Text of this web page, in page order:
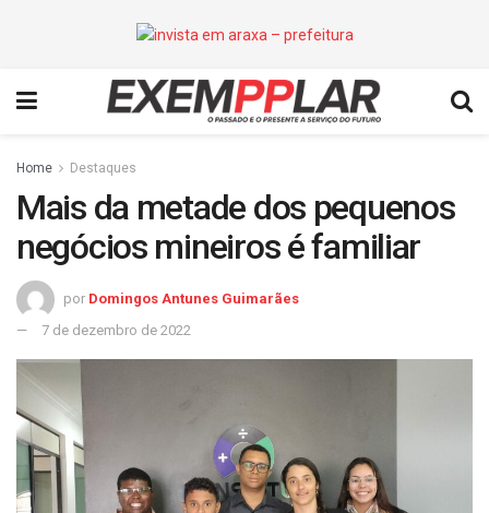
Home Destaques
Mais da metade dos pequenos
negócios mineiros é familiar
por Domingos Antunes Guimarães
7 de dezembro de 2022